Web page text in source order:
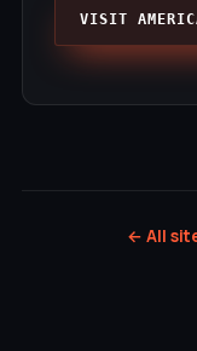
VISIT
← All